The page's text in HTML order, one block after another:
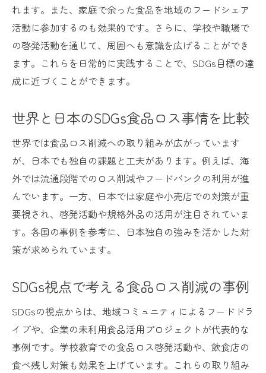
れます。また、家庭で余った食品を地域のフードシェア
活動に参加するのも効果的です。さらに、学校や職場で
の啓発活動を通じて、周囲へも意識を広げることができ
ます。これらを日常的に実践することで、SDGs目標の達
成に近づくことができます。
世界と日本のSDGs食品ロス事情を比較
世界では食品ロス削減への取り組みが広がっています
が、日本でも独自の課題と工夫があります。例えば、海
外では流通段階でのロス削減やフードバンクの利用が進
んでいます。一方、日本では家庭や小売店での対策が重
要視され、啓発活動や規格外品の活用が注目されていま
す。各国の事例を参考に、日本独自の強みを活かした対
策が求められています。
SDGs視点で考える食品ロス削減の事例
SDGsの視点からは、地域コミュニティによるフードドラ
イブや、企業の未利用食品活用プロジェクトが代表的な
事例です。学校教育での食品ロス啓発活動や、飲食店の
食べ残し対策も効果を上げています。これらの取り組み